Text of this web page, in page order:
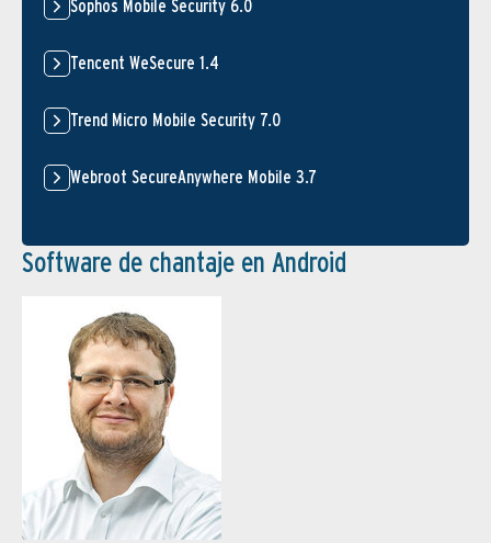
Sophos Mobile Security 6.0
Tencent WeSecure 1.4
Trend Micro Mobile Security 7.0
Webroot SecureAnywhere Mobile 3.7
Software de chantaje en Android